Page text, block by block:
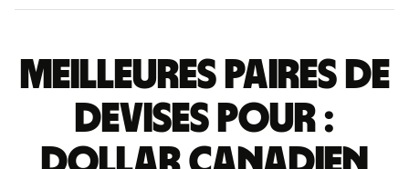
Meilleures paires de
devises pour :